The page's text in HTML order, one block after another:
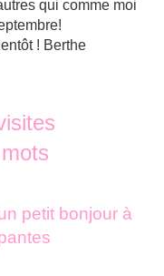
qui comme moi
! Berthe
petit bonjour à